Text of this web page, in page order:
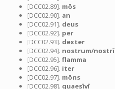
[DCC02.89]. mōs
[DCC02.90]. an
[DCC02.91]. deus
[DCC02.92]. per
[DCC02.93]. dexter
[DCC02.94]. nostrum/nostrī
[DCC02.95]. flamma
[DCC02.96]. iter
[DCC02.97]. mōns
[DCC02.98]. quaesīvī